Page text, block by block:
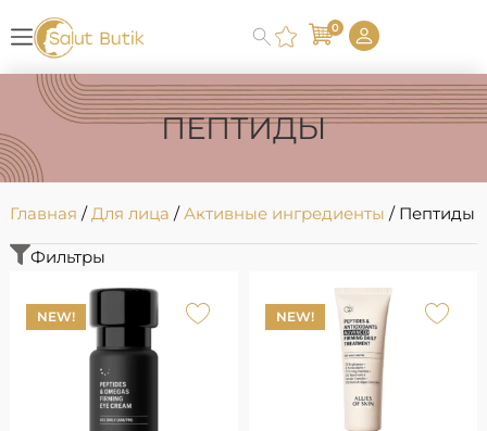
0
ПЕПТИДЫ
Главная /Для лица /Активные ингредиенты / Пептиды
Фильтры
NEW! NEW!